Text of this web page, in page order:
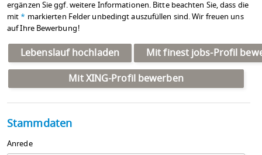
ergänzen Sie ggf. weitere Informationen. Bitte beachten Sie, dass die
mit * markierten Felder unbedingt auszufüllen sind. Wir freuen uns
auf Ihre Bewerbung!
Lebenslauf hochladen
Mit finest jobs-Profil
Mit XING-Profil bewerben
Stammdaten
Anrede